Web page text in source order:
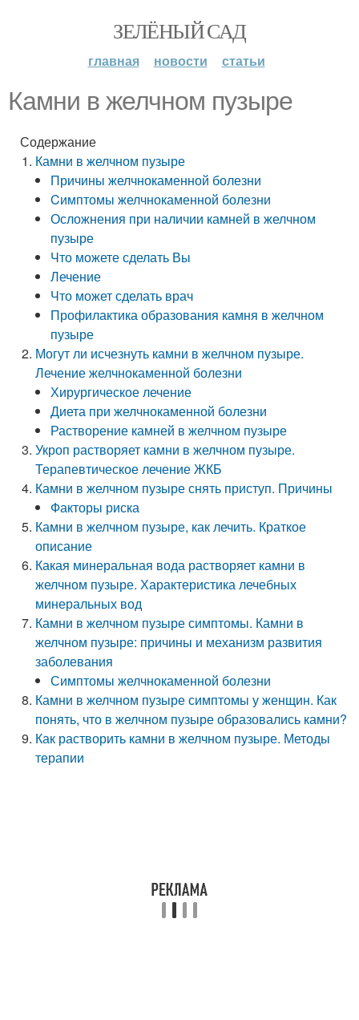
ЗЕЛЁНЫЙ САД
главная новости статьи
Камни в желчном пузыре
Содержание
Камни в желчном пузыре
Причины желчнокаменной болезни
Cимптомы желчнокаменной болезни
Осложнения при наличии камней в желчном
пузыре
Что можете сделать Вы
Лечение
Что может сделать врач
Профилактика образования камня в желчном
пузыре
Могут ли исчезнуть камни в желчном пузыре.
Лечение желчнокаменной болезни
Хирургическое лечение
Диета при желчнокаменной болезни
Растворение камней в желчном пузыре
Укроп растворяет камни в желчном пузыре.
Терапевтическое лечение ЖКБ
Камни в желчном пузыре снять приступ. Причины
Факторы риска
Камни в желчном пузыре, как лечить. Краткое
описание
Какая минеральная вода растворяет камни в
желчном пузыре. Характеристика лечебных
минеральных вод
Камни в желчном пузыре симптомы. Камни в
желчном пузыре: причины и механизм развития
заболевания
Симптомы желчнокаменной болезни
Камни в желчном пузыре симптомы у женщин. Как
понять, что в желчном пузыре образовались камни?
Как растворить камни в желчном пузыре. Методы
терапии